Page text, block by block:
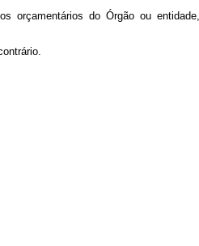
orçamentários do Órgão ou